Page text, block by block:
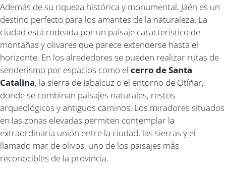
Además de su riqueza histórica y monumental, Jaén es un
destino perfecto para los amantes de la naturaleza. La
ciudad está rodeada por un paisaje característico de
montañas y olivares que parece extenderse hasta el
horizonte. En los alrededores se pueden realizar rutas de
senderismo por espacios como el cerro de Santa
Catalina, la sierra de Jabalcuz o el entorno de Otíñar,
donde se combinan paisajes naturales, restos
arqueológicos y antiguos caminos. Los miradores situados
en las zonas elevadas permiten contemplar la
extraordinaria unión entre la ciudad, las sierras y el
llamado mar de olivos, uno de los paisajes más
reconocibles de la provincia.